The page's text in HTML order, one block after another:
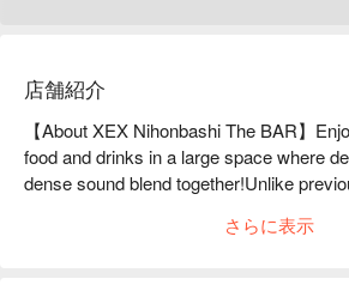
店舗紹介
【About XEX Nihonbashi The BAR】
food and drinks in a large space where
dense sound blend together!Unlike
The powerful live sound goes beyond the
さらに表示